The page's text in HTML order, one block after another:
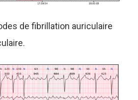
de fibrillation auriculaire